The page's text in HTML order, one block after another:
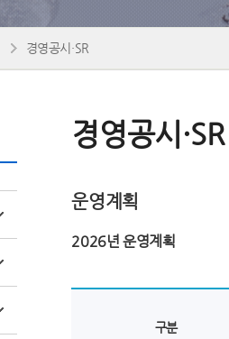
경영공시·SR
경영공시·SR
운영계획
2026년 운영계획
구분